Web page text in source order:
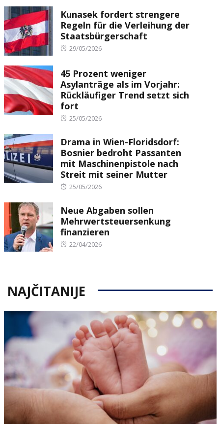
Kunasek fordert strengere
Regeln für die Verleihung der
Staatsbürgerschaft
Posted
29/05/2026
45 Prozent weniger
Asylanträge als im Vorjahr:
Rückläufiger Trend setzt sich
fort
Posted
25/05/2026
Drama in Wien-Floridsdorf:
Bosnier bedroht Passanten
mit Maschinenpistole nach
Streit mit seiner Mutter
Posted
25/05/2026
Neue Abgaben sollen
Mehrwertsteuersenkung
finanzieren
Posted
22/04/2026
NAJČITANIJE